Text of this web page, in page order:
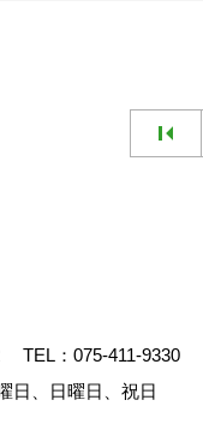
TEL： 075-411-9330
日、日曜日、祝日